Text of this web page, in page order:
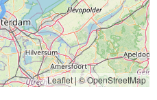
Leaflet|© OpenStreetMap